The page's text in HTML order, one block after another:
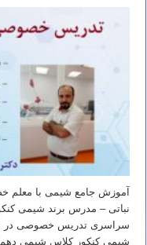
آموزش جامع شیمی با معلم
نباتی – مدرس برند شیمی
سراسری تدریس خصوصی در
شیمی کنکور کلاس شیمی